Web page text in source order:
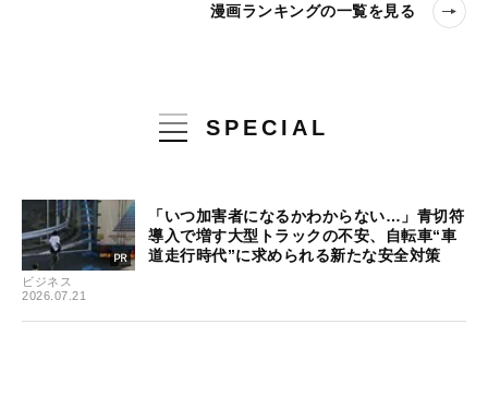
漫画ランキングの一覧を見る
SPECIAL
ビジネス
2026.07.21
「いつ加害者になるかわからない…」青切符
導入で増す大型トラックの不安、自転車“車
道走行時代”に求められる新たな安全対策